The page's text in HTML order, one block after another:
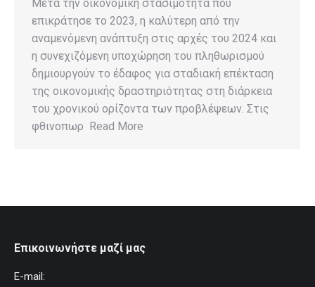
Μετά την οικονομική στασιμότητα που
επικράτησε το 2023, η καλύτερη από την
αναμενόμενη ανάπτυξη στις αρχές του 2024 και
η συνεχιζόμενη υποχώρηση του πληθωρισμού
δημιουργούν το έδαφος για σταδιακή επέκταση
της οικονομικής δραστηριότητας στη διάρκεια
του χρονικού ορίζοντα των προβλέψεων. Στις
φθινοπωρ Read More
Επικοινωνήστε μαζί μας
E-mail: